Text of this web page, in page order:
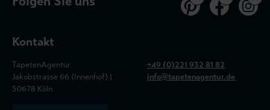
Kontakt
TapetenAgentur
Jakobstrasse 66 (Innenhof) |
50678 Köln
+49 (0)221 932 81 82
info@tapetenagentur.de